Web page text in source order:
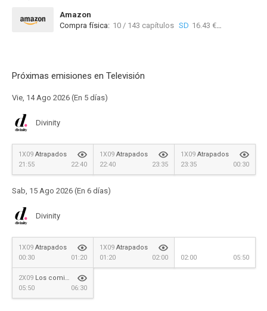
Amazon
Compra física: 10 / 143 capítulos SD 16.43 €
Próximas emisiones en Televisión
Vie, 14 Ago 2026 (En 5 días)
Divinity
1X09 Atrapados
21:55
22:40
1X09 Atrapados
22:40
23:35
1X09 Atrapados
23:35
00:30
Sab, 15 Ago 2026 (En 6 días)
Divinity
1X09 Atrapados
00:30
01:20
1X09 Atrapados
01:20
02:00 02:00 05:50
2X09 Los comienzos de Hen
05:50
06:30